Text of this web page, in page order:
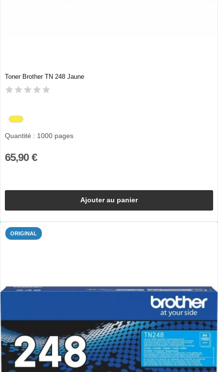
Toner Brother TN 248 Jaune
Quantité : 1000 pages
65,90 €
Ajouter au panier
ORIGINAL